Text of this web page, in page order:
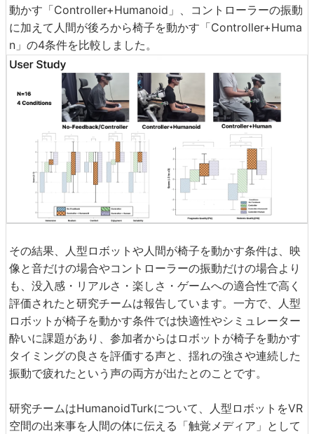
動かす「Controller+Humanoid」、コントローラーの振動
に加えて人間が後ろから椅子を動かす「Controller+Huma
n」の4条件を比較しました。
その結果、人型ロボットや人間が椅子を動かす条件は、映
像と音だけの場合やコントローラーの振動だけの場合より
も、没入感・リアルさ・楽しさ・ゲームへの適合性で高く
評価されたと研究チームは報告しています。一方で、人型
ロボットが椅子を動かす条件では快適性やシミュレーター
酔いに課題があり、参加者からはロボットが椅子を動かす
タイミングの良さを評価する声と、揺れの強さや連続した
振動で疲れたという声の両方が出たとのことです。
研究チームはHumanoidTurkについて、人型ロボットをVR
空間の出来事を人間の体に伝える「触覚メディア」として